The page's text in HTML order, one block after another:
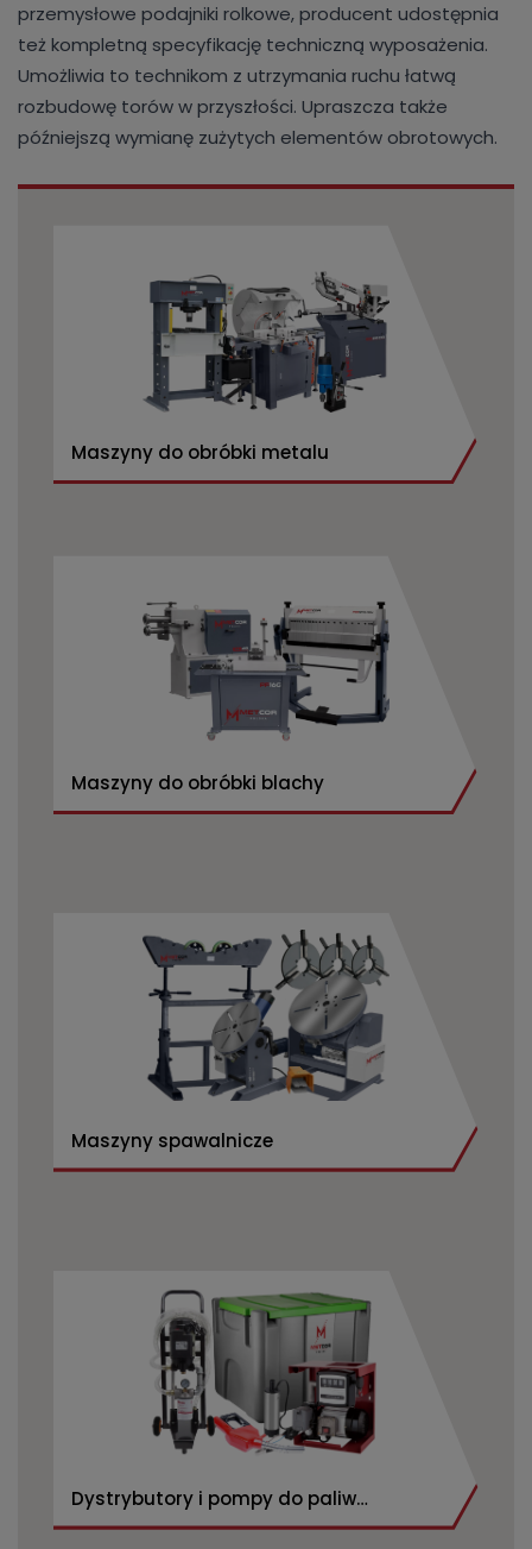
przemysłowe podajniki rolkowe, producent udostępnia
też kompletną specyfikację techniczną wyposażenia.
Umożliwia to technikom z utrzymania ruchu łatwą
rozbudowę torów w przyszłości. Upraszcza także
późniejszą wymianę zużytych elementów obrotowych.
Maszyny do obróbki metalu
Maszyny do obróbki blachy
Maszyny spawalnicze
Dystrybutory i pompy do paliw
CPN